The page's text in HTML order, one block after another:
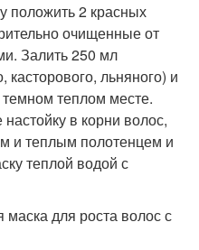
положить 2 красных
очищенные от
Залить 250 мл
льняного) и
темном теплом месте.
в корни волос,
и теплым полотенцем и
теплой водой с
для роста волос с